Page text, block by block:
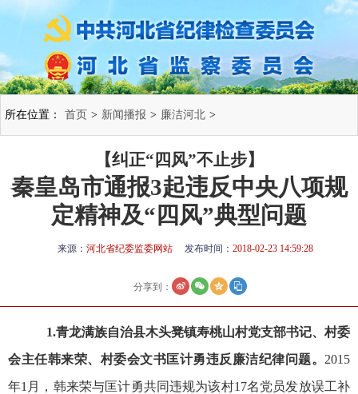
所在位置： 首页 > 新闻播报 > 廉洁河北 >
【纠正“四风”不止步】
秦皇岛市通报3起违反中央八项规
定精神及“四风”典型问题
来源： 河北省纪委监委网站 发布时间： 2018-02-23 14:59:28
分享到：
1.青龙满族自治县木头凳镇寿桃山村党支部书记、村委
会主任韩来荣、村委会文书匡计勇违反廉洁纪律问题。 2015
年1月，韩来荣与匡计勇共同违规为该村17名党员发放误工补